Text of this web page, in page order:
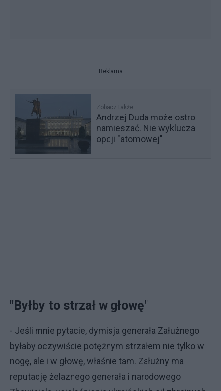
Reklama
Zobacz także
Andrzej Duda może ostro
namieszać. Nie wyklucza
opcji "atomowej"
"Byłby to strzał w głowę"
- Jeśli mnie pytacie, dymisja generała Załużnego
byłaby oczywiście potężnym strzałem nie tylko w
nogę, ale i w głowę, właśnie tam. Załużny ma
reputację żelaznego generała i narodowego